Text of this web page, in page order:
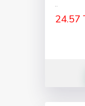
..
24.57